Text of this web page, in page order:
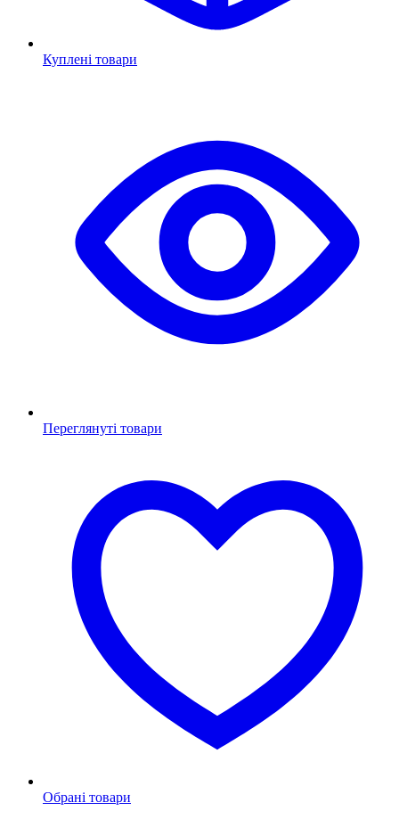
Куплені товари
Переглянуті товари
Обрані товари